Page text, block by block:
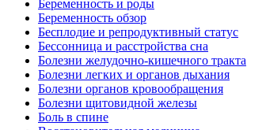
Беременность и роды
Беременность обзор
Бесплодие и репродуктивный статус
Бессонница и расстройства сна
Болезни желудочно-кишечного тракта
Болезни легких и органов дыхания
Болезни органов кровообращения
Болезни щитовидной железы
Боль в спине